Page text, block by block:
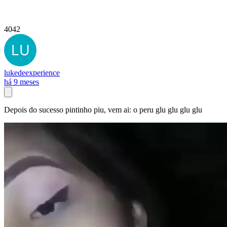
4042
lukedeexperience
há 9 meses
Depois do sucesso pintinho piu, vem ai: o peru glu glu glu glu